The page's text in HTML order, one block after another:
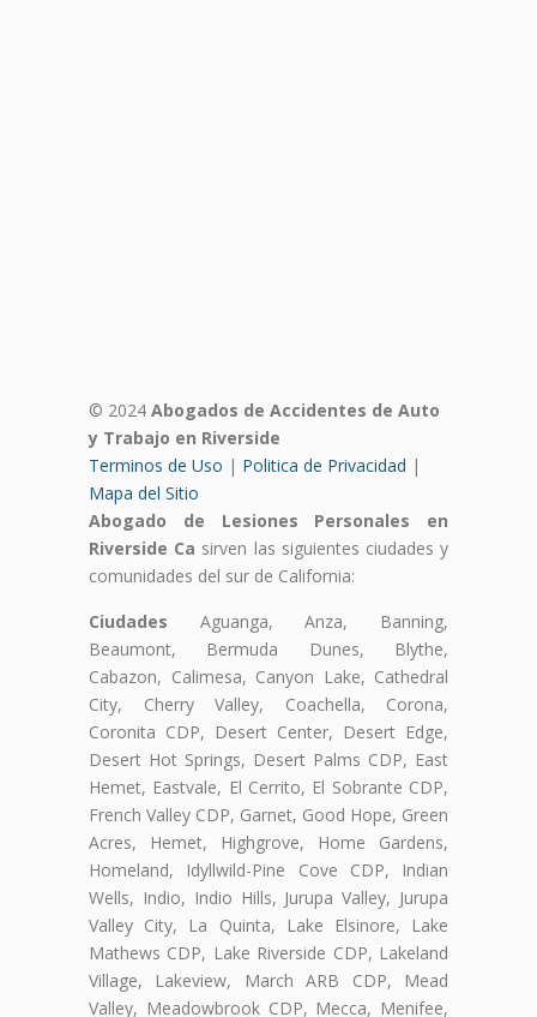
© 2024 Abogados de Accidentes de Auto
y Trabajo en Riverside
Terminos de Uso | Politica de Privacidad |
Mapa del Sitio
Abogado de Lesiones Personales en
Riverside Ca sirven las siguientes ciudades y
comunidades del sur de California:
Ciudades Aguanga, Anza, Banning,
Beaumont, Bermuda Dunes, Blythe,
Cabazon, Calimesa, Canyon Lake, Cathedral
City, Cherry Valley, Coachella, Corona,
Coronita CDP, Desert Center, Desert Edge,
Desert Hot Springs, Desert Palms CDP, East
Hemet, Eastvale, El Cerrito, El Sobrante CDP,
French Valley CDP, Garnet, Good Hope, Green
Acres, Hemet, Highgrove, Home Gardens,
Homeland, Idyllwild-Pine Cove CDP, Indian
Wells, Indio, Indio Hills, Jurupa Valley, Jurupa
Valley City, La Quinta, Lake Elsinore, Lake
Mathews CDP, Lake Riverside CDP, Lakeland
Village, Lakeview, March ARB CDP, Mead
Valley, Meadowbrook CDP, Mecca, Menifee,